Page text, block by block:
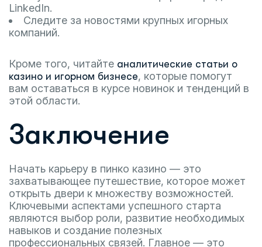
LinkedIn.
Следите за новостями крупных игорных
компаний.
Кроме того, читайте аналитические статьи о
казино и игорном бизнесе, которые помогут
вам оставаться в курсе новинок и тенденций в
этой области.
Заключение
Начать карьеру в пинко казино — это
захватывающее путешествие, которое может
открыть двери к множеству возможностей.
Ключевыми аспектами успешного старта
являются выбор роли, развитие необходимых
навыков и создание полезных
профессиональных связей. Главное — это